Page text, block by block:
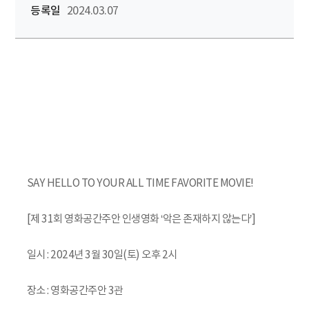
등록일
2024.03.07
SAY HELLO TO YOUR ALL TIME FAVORITE MOVIE!
[제 31회 영화공간주안 인생영화 ‘악은 존재하지 않는다’]
일시 : 2024년 3월 30일(토) 오후 2시
장소 : 영화공간주안 3관